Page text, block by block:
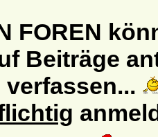
FOREN
Beiträge